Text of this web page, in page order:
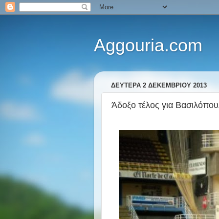
Aggouria.com
ΔΕΥΤΈΡΑ 2 ΔΕΚΕΜΒΡΊΟΥ 2013
Άδοξο τέλος για